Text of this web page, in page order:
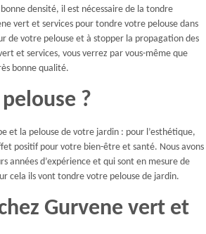
densité, il est nécessaire de la tondre
vert et services pour tondre votre pelouse dans
de votre pelouse et à stopper la propagation des
et services, vous verrez par vous-même que
bonne qualité.
?
et la pelouse de votre jardin : pour l’esthétique,
positif pour votre bien-être et santé. Nous avons
années d’expérience et qui sont en mesure de
cela ils vont tondre votre pelouse de jardin.
Gurvene vert et